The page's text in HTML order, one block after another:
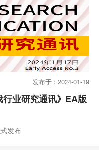
亿罚没案”进行了深度交
发布于 : 2024-01-19
业研究通讯》EA版
发布